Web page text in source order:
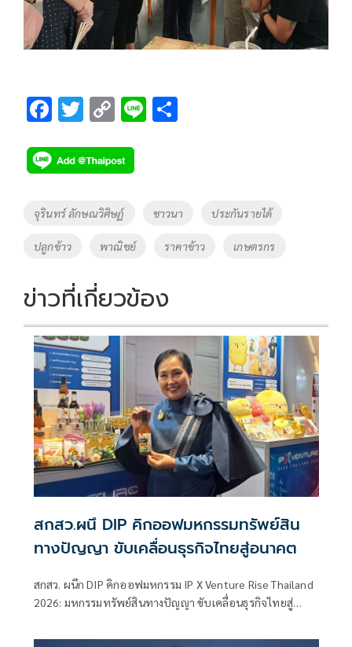
F
e
b
o
o
k
T
tt
er
C
p
y
Li
n
k
Li
Tags
จุรินทร์ ลักษณวิศิษฏ์ ชาวนา ประกันรายได้
ปลูกข้าว พาณิชย์ ราคาข้าว เกษตรกร
ข่าวที่เกี่ยวข้อง
สกสว.ผนึ DIP คิกออฟมหกรรมทรัพย์สิน
ทางปัญญา ขับเคลื่อนธุรกิจไทยสู่อนาคต
สกสว. ผนึก DIP คิกออฟมหกรรม IP X Venture Rise Thailand
2026: มหกรรมทรัพย์สินทางปัญญา ขับเคลื่อนธุรกิจไทยสู่
กองทุน ววน. เพิ่มคุณค่างานวิจัยไทย